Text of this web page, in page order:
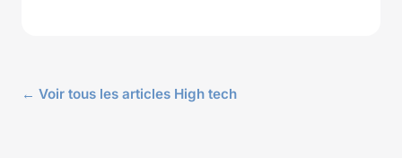
← Voir tous les articles High tech